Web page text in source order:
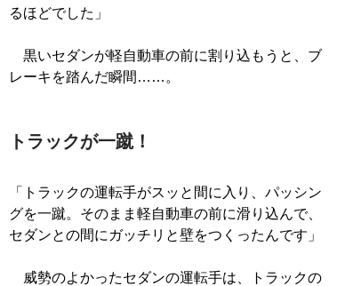
るほどでした」
黒いセダンが軽自動車の前に割り込もうと、ブ
レーキを踏んだ瞬間……。
トラックが一蹴！
「トラックの運転手がスッと間に入り、パッシン
グを一蹴。そのまま軽自動車の前に滑り込んで、
セダンとの間にガッチリと壁をつくったんです」
威勢のよかったセダンの運転手は、トラックの